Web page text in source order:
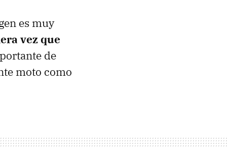
es muy
vez que
de
moto como